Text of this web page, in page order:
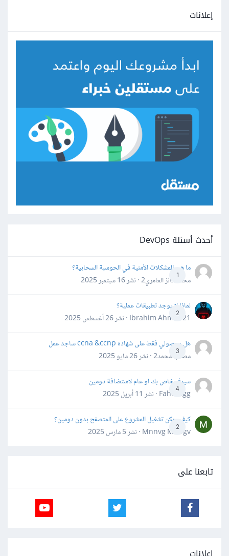
إعلانات
أحدث أسئلة DevOps
1
ما هي المشكلات الأمنية في الحوسبة السحابية؟
محمد فائز العامري2 · نشر
16 سبتمبر 2025
2
لماذا لا يوجد تطبيقات عملية؟
Ibrahim Ahmed21 · نشر
26 أغسطس 2025
3
هل بحصولي فقط على شهاده ccna &ccnp ساجد عمل
مصعب محمد2 · نشر
26 مايو 2025
4
سيرفر خاص بك او عام لاستضافة دومين
Fahd Ggg · نشر
11 أبريل 2025
2
كيف يمكن تشغيل المشروع على المتصفح بدون دومين؟
Mnnvg Mnbgv · نشر
5 مارس 2025
تابعنا على